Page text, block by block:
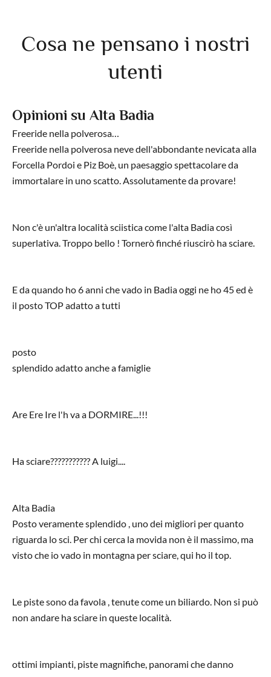
Cosa ne pensano i nostri
utenti
Opinioni su Alta Badia
Freeride nella polverosa…
Freeride nella polverosa neve dell'abbondante nevicata alla
Forcella Pordoi e Piz Boè, un paesaggio spettacolare da
immortalare in uno scatto. Assolutamente da provare!
Non c'è un'altra località sciistica come l'alta Badia così
superlativa. Troppo bello ! Tornerò finché riuscirò ha sciare.
E da quando ho 6 anni che vado in Badia oggi ne ho 45 ed è
il posto TOP adatto a tutti
posto
splendido adatto anche a famiglie
Are Ere Ire l'h va a DORMIRE...!!!
Ha sciare??????????? A luigi....
Alta Badia
Posto veramente splendido , uno dei migliori per quanto
riguarda lo sci. Per chi cerca la movida non è il massimo, ma
visto che io vado in montagna per sciare, qui ho il top.
Le piste sono da favola , tenute come un biliardo. Non si può
non andare ha sciare in queste località.
ottimi impianti, piste magnifiche, panorami che danno